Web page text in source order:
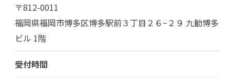
〒812-0011
福岡県福岡市博多区博多駅前３丁目２６−２９ 九勧博多
ビル 1階
受付時間